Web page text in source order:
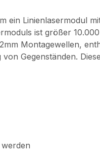
ein Linienlasermodul
ist größer
Montagewellen,
Gegenständen.